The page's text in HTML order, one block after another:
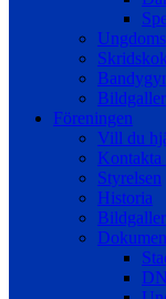
Föreningen
Vill du
Kontakta
Styrelsen
Historia